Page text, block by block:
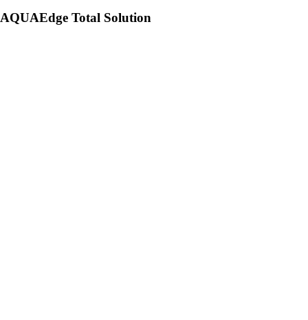
AQUAEdge Total Solution